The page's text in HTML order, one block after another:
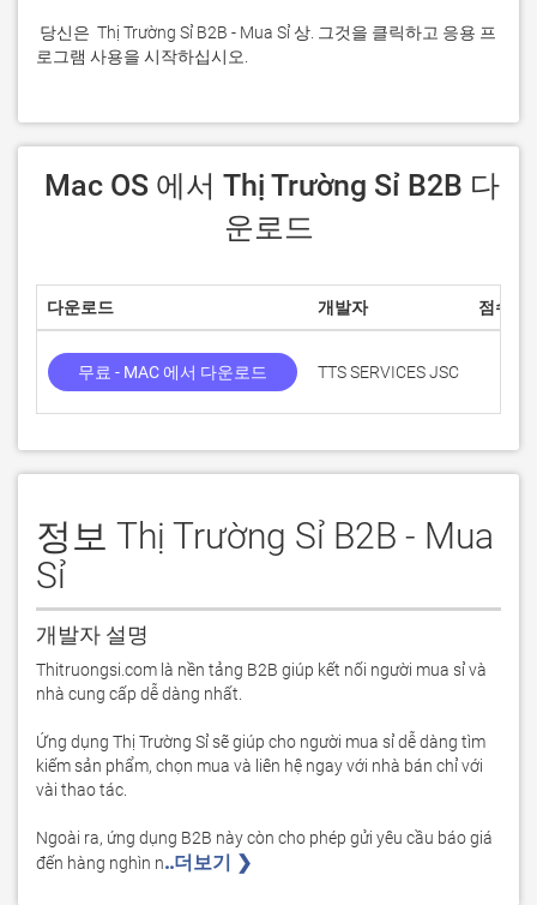
로그램 사용을 시작하십시오.
운로드
다운로드 개발자 점수
무료 - MAC 에서 다운로드 TTS SERVICES JSC
정보 Thị Trường Sỉ B2B - Mua
Sỉ
개발자 설명
Thitruongsi.com là nền tảng B2B giúp kết nối người mua sỉ và
nhà cung cấp dễ dàng nhất.
Ứng dụng Thị Trường Sỉ sẽ giúp cho người mua sỉ dễ dàng tìm
kiếm sản phẩm, chọn mua và liên hệ ngay với nhà bán chỉ với
vài thao tác.
Ngoài ra, ứng dụng B2B này còn cho phép gửi yêu cầu báo giá
đến hàng nghìn n..더보기 ❯